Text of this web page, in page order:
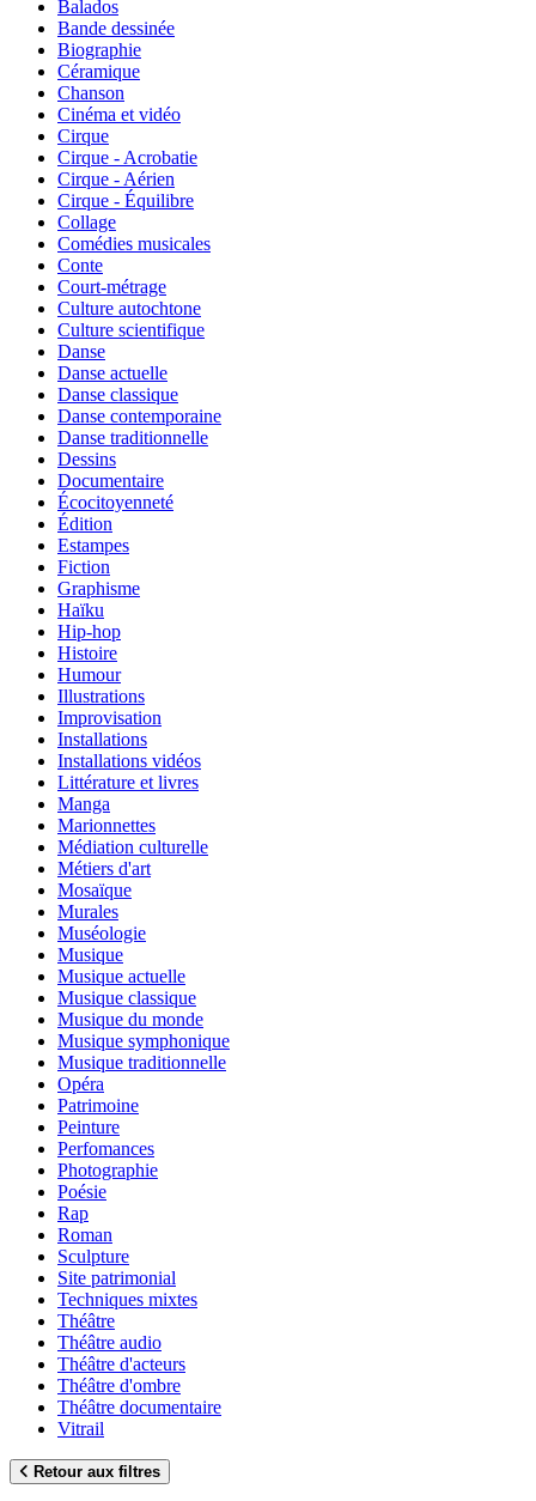
Balados
Bande dessinée
Biographie
Céramique
Chanson
Cinéma et vidéo
Cirque
Cirque - Acrobatie
Cirque - Aérien
Cirque - Équilibre
Collage
Comédies musicales
Conte
Court-métrage
Culture autochtone
Culture scientifique
Danse
Danse actuelle
Danse classique
Danse contemporaine
Danse traditionnelle
Dessins
Documentaire
Écocitoyenneté
Édition
Estampes
Fiction
Graphisme
Haïku
Hip-hop
Histoire
Humour
Illustrations
Improvisation
Installations
Installations vidéos
Littérature et livres
Manga
Marionnettes
Médiation culturelle
Métiers d'art
Mosaïque
Murales
Muséologie
Musique
Musique actuelle
Musique classique
Musique du monde
Musique symphonique
Musique traditionnelle
Opéra
Patrimoine
Peinture
Perfomances
Photographie
Poésie
Rap
Roman
Sculpture
Site patrimonial
Techniques mixtes
Théâtre
Théâtre audio
Théâtre d'acteurs
Théâtre d'ombre
Théâtre documentaire
Vitrail
Retour aux filtres